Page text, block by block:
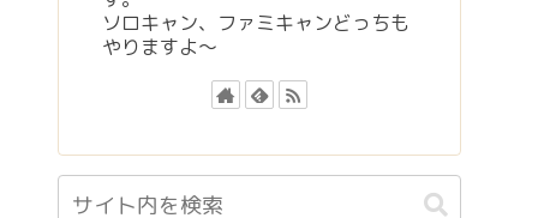
ソロキャン、ファミキャンどっちも
やりますよ～